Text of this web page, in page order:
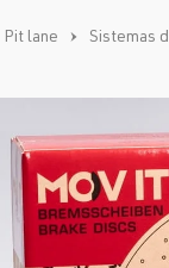
Pit lane Sistemas